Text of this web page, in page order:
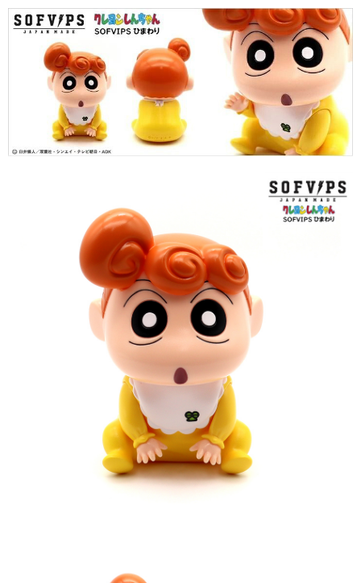
易，需依本服務之必要範圍內提供個人資料，並將交易相關給付款項請求債
權轉讓予恩沛科技股份有限公司。
２．關於個人資料處理事宜，請瀏覽以下網址：
https://aftee.tw/terms/#terms3
３．未成年的使用者請事先徵得法定代理人或監護人之同意方可使用
「AFTEE先享後付」，若未經同意申辦者引起之損失，本公司不負相關責
４．使用「AFTEE先享後付」時，將依據個別帳號之用戶狀況，依本公司即
時審查核予不同之上限額度；若仍有額度不足之情形，本公司將視審查結果
請求用戶進行身份認證。
５．嚴禁一人註冊多個帳號或使用他人資訊註冊。若發現惡意使用之情形，
國家/地區配送 查看運費